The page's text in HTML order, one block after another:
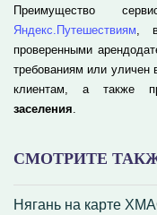
СМОТРИТЕ
Нягань на карте
Преимущество
Яндекс.Путешествиям, в
проверенными
требованиям или уличен
клиентам, а также
заселения.